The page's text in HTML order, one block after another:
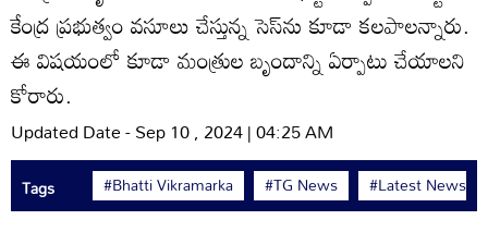
కేంద్ర ప్రభుత్వం వసూలు చేస్తున్న సెస్‌ను కూడా కలపాలన్నారు.
ఈ విషయంలో కూడా మంత్రుల బృందాన్ని ఏర్పాటు చేయాలని
కోరారు.
Updated Date - Sep 10 , 2024 | 04:25 AM
Tags #Bhatti Vikramarka #TG News #Latest News